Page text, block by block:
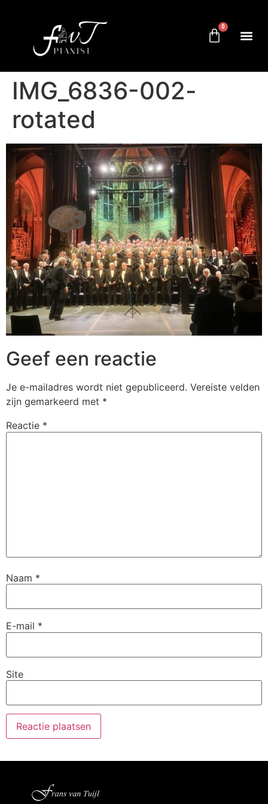
0
IMG_6836-002-
rotated
Geef een reactie
Je e-mailadres wordt niet gepubliceerd. Vereiste velden
zijn gemarkeerd met *
Reactie *
Naam *
E-mail *
Site